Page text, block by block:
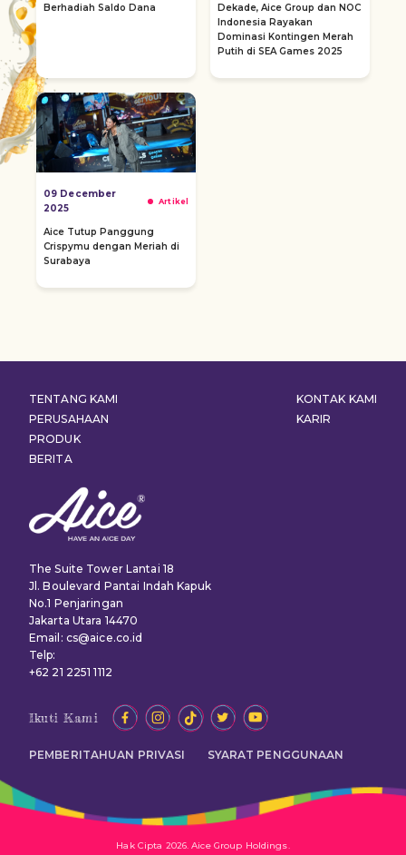
Berhadiah Saldo Dana
Dekade, Aice Group dan NOC
Indonesia Rayakan
Dominasi Kontingen Merah
Putih di SEA Games 2025
09 December
2025
Artikel
Aice Tutup Panggung
Crispymu dengan Meriah di
Surabaya
The Suite Tower Lantai 18
Jl. Boulevard Pantai Indah Kapuk
No.1 Penjaringan
Jakarta Utara 14470
Email: cs@aice.co.id
Telp:
+62 21 2251 1112
TENTANG KAMI
PERUSAHAAN
PRODUK
BERITA
KONTAK KAMI
KARIR
Ikuti Kami
Hak Cipta 2026. Aice Group Holdings.
PEMBERITAHUAN PRIVASI SYARAT PENGGUNAAN